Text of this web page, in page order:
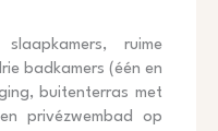
ruime
badkamers (één en
buitenterras met
privézwembad op